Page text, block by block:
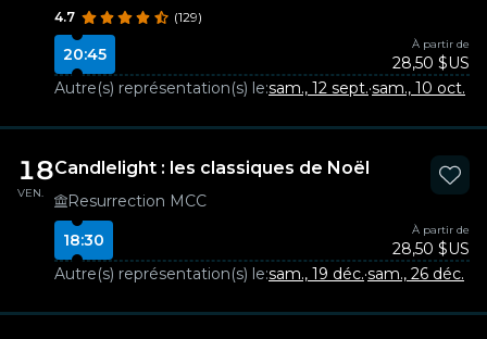
4.7 (129)
20:45
À partir de
28,50 $US
Autre(s) représentation(s) le:sam., 12 sept.·sam., 10 oct.
18
VEN.
Candlelight : les classiques de Noël
Resurrection MCC
18:30
À partir de
28,50 $US
Autre(s) représentation(s) le:sam., 19 déc.·sam., 26 déc.